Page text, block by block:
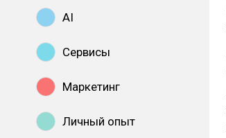
AI
Сервисы
Маркетинг
Личный опыт